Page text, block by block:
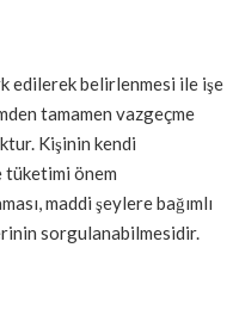
edilerek belirlenmesi ile işe
tamamen vazgeçme
Kişinin kendi
tüketimi önem
maddi şeylere bağımlı
sorgulanabilmesidir.